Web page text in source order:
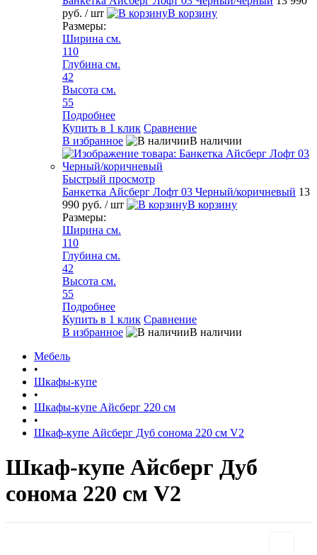
руб. / шт
В корзину
Размеры:
Ширина см.
110
Глубина см.
42
Высота см.
55
Подробнее
Купить в 1 клик Сравнение
В избранное
В наличии
Быстрый просмотр
Банкетка Айсберг Лофт 03 Черный/коричневый 13
990 руб. / шт
В корзину
Размеры:
Ширина см.
110
Глубина см.
42
Высота см.
55
Подробнее
Купить в 1 клик Сравнение
В избранное
В наличии
Мебель
•
Шкафы-купе
•
Шкафы-купе Айсберг 220 см
•
Шкаф-купе Айсберг Дуб сонома 220 см V2
Шкаф-купе Айсберг Дуб
сонома 220 см V2